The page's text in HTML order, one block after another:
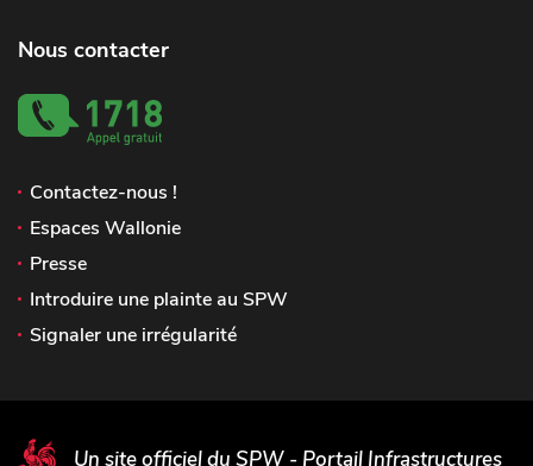
Nous contacter
Contactez-nous !
Espaces Wallonie
Presse
Introduire une plainte au SPW
Signaler une irrégularité
Un site officiel du SPW - Portail Infrastructures